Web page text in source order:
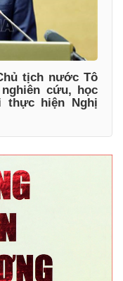
tịch nước Tô
cứu, học
thực hiện Nghị